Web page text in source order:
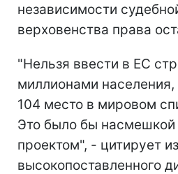
независимости
верховенства права
"Нельзя ввести в ЕС
миллионами населения,
104 место в мировом
Это было бы
проектом", - цитирует
высокопоставленного